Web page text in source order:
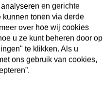
en gerichte
kunnen tonen via derde
over hoe wij cookies
u ze kunt beheren door op
te klikken. Als u
ons gebruik van cookies,